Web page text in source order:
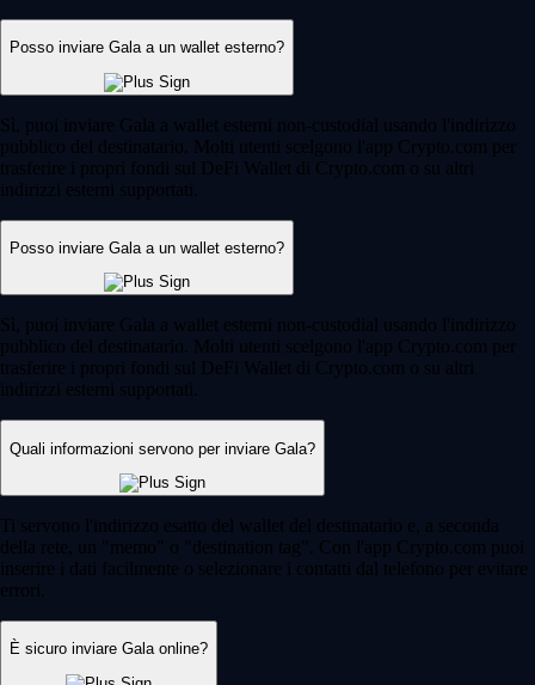
Posso inviare Gala a un wallet esterno?
Sì, puoi inviare Gala a wallet esterni non-custodial usando l'indirizzo
pubblico del destinatario. Molti utenti scelgono l'app Crypto.com per
trasferire i propri fondi sul DeFi Wallet di Crypto.com o su altri
indirizzi esterni supportati.
Posso inviare Gala a un wallet esterno?
Sì, puoi inviare Gala a wallet esterni non-custodial usando l'indirizzo
pubblico del destinatario. Molti utenti scelgono l'app Crypto.com per
trasferire i propri fondi sul DeFi Wallet di Crypto.com o su altri
indirizzi esterni supportati.
Quali informazioni servono per inviare Gala?
Ti servono l'indirizzo esatto del wallet del destinatario e, a seconda
della rete, un "memo" o "destination tag". Con l'app Crypto.com puoi
inserire i dati facilmente o selezionare i contatti dal telefono per evitare
errori.
È sicuro inviare Gala online?